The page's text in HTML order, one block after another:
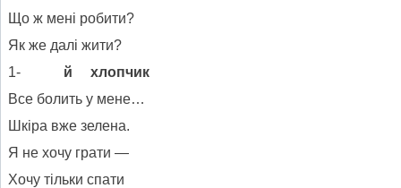
Що ж мені робити?
Як же далі жити?
1- й хлопчик
Все болить у мене…
Шкіра вже зелена.
Я не хочу грати —
Хочу тільки спати